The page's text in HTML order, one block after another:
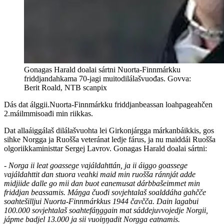
Gonagas Harald doalai sártni Nuorta-Finnmárkku
friddjandahkama 70-jagi muitodilálašvuođas. Govva:
Berit Roald, NTB scanpix
Dás dat álggii.Nuorta-Finnmárkku friddjanbeassan loahpageahčen
2.máilmmisoađi min riikkas.
Dat allaáiggálaš dilálašvuohta lei Girkonjárgga márkanbáikkis, gos
sihke Norgga ja Ruošša veteránat ledje fárus, ja nu maiddái Ruošša
olgoriikkaministtar Sergej Lavrov. Gonagas Harald doalai sártni:
- Norga ii leat goassege vajáldahttán, ja ii áiggo goassege
vajáldahttit dan stuora veahki maid min ruošša ránnját adde
midjiide dalle go mii dan buot eanemusat dárbbašeimmet min
friddjan beassamis. Máŋga čuođi sovjehtalaš soalddáha gahčče
soahtešilljui Nuorta-Finnmárkkus 1944 čavčča. Dain lagabui
100.000 sovjehtalaš soahtefáŋggain mat sáddejuvvojedje Norgii,
jápme badjel 13.000 ja sii vuoiŋŋadit Norgga eatnamis.